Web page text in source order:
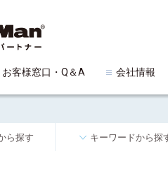
お客様窓口・Q＆A 会社情報
ら探す キーワードから探